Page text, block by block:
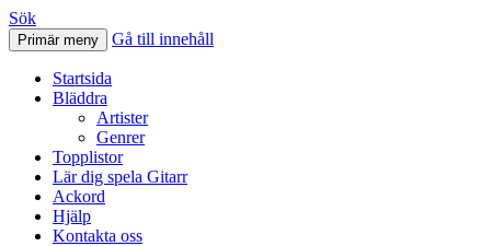
Svenskatabs.se
Sök
Primär meny Gå till innehåll
Startsida
Bläddra
Artister
Genrer
Topplistor
Lär dig spela Gitarr
Ackord
Hjälp
Kontakta oss